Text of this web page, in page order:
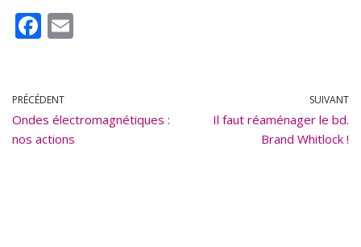
F
b
o
o
PRÉCÉDENT
Ondes électromagnétiques :
nos actions
SUIVANT
Il faut réaménager le bd.
Brand Whitlock !